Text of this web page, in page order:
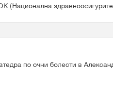
(Национална
по очни болести в
клиника в Цюрих и